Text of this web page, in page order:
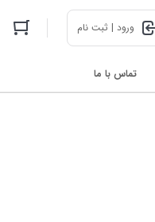
ورود | ثبت نام
تماس با ما